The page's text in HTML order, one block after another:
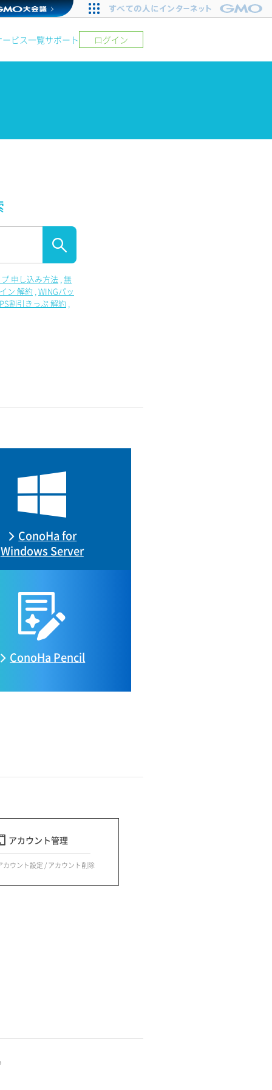
ービス一覧サポート ログイン
申し込み方法 無
ン 解約 WINGパッ
割引きっぷ 解約
ConoHa for
Windows Server
ConoHa Pencil
アカウント管理
カウント設定 / アカウント削除